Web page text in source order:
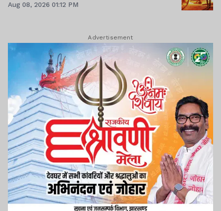
Aug 08, 2026 01:12 PM
Advertisement